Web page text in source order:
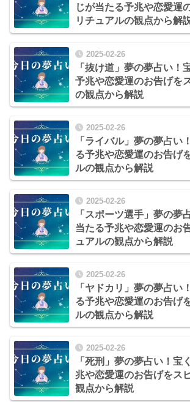
じが当たる予兆や恋愛運
リチュアルの観点から解
2025-02-26
「抜け道」夢の夢占い！
予兆や恋愛運のお告げを
の観点から解説
2025-02-26
「ライバル」夢の夢占い
る予兆や恋愛運のお告げ
ルの観点から解説
2025-02-26
「スポーツ選手」夢の夢
当たる予兆や恋愛運のお
ュアルの観点から解説
2025-02-26
「ヤドカリ」夢の夢占い
る予兆や恋愛運のお告げ
ルの観点から解説
2025-02-26
「死刑」夢の夢占い！宝
兆や恋愛運のお告げをス
観点から解説